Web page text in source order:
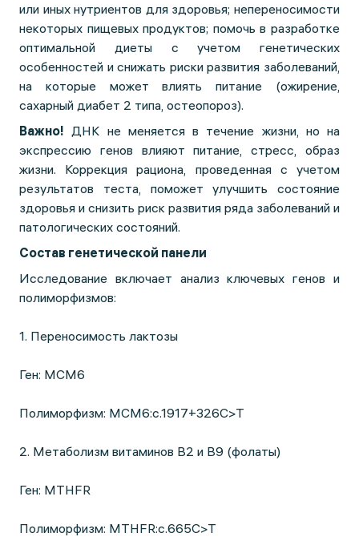
или иных нутриентов для здоровья; непереносимости
некоторых пищевых продуктов; помочь в разработке
оптимальной диеты с учетом генетических
особенностей и снижать риски развития заболеваний,
на которые может влиять питание (ожирение,
сахарный диабет 2 типа, остеопороз).
Важно! ДНК не меняется в течение жизни, но на
экспрессию генов влияют питание, стресс, образ
жизни. Коррекция рациона, проведенная с учетом
результатов теста, поможет улучшить состояние
здоровья и снизить риск развития ряда заболеваний и
патологических состояний.
Состав генетической панели
Исследование включает анализ ключевых генов и
полиморфизмов:
1. Переносимость лактозы
Ген: MCM6
Полиморфизм: MCM6:c.1917+326C>T
2. Метаболизм витаминов B2 и B9 (фолаты)
Ген: MTHFR
Полиморфизм: MTHFR:c.665C>T